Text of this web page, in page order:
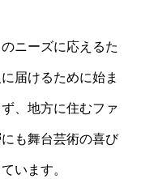
ニーズに応えるた
届けるために始ま
、地方に住むファ
も舞台芸術の喜び
います。